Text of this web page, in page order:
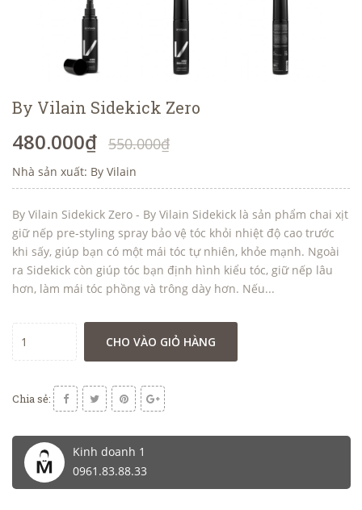
By Vilain Sidekick Zero
480.000₫ 550.000₫
Nhà sản xuất: By Vilain
By Vilain Sidekick Zero - By Vilain Sidekick là sản phẩm chai xịt
giữ nếp pre-styling spray bảo vệ tóc khỏi nhiệt độ cao trước
khi sấy, giúp bạn có một mái tóc tự nhiên, khỏe mạnh. Ngoài
ra Sidekick còn giúp tóc bạn định hình kiểu tóc, giữ nếp lâu
hơn, làm mái tóc phồng và trông dày hơn. Nếu...
CHO VÀO GIỎ HÀNG
Chia sẻ:
Kinh doanh 1
0961.83.88.33